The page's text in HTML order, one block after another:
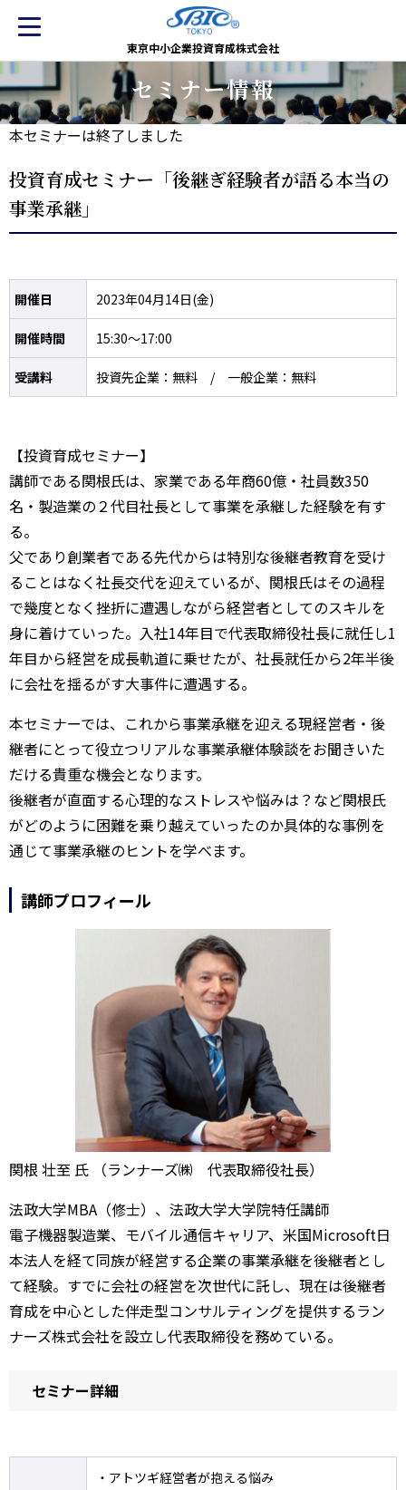
東京中小企業投資育成株式会社
セミナー情報
本セミナーは終了しました
投資育成セミナー「後継ぎ経験者が語る本当の
事業承継」
開催日 2023年04月14日(金)
開催時間 15:30～17:00
受講料 投資先企業：無料 / 一般企業：無料
【投資育成セミナー】
講師である関根氏は、家業である年商60億・社員数350
名・製造業の２代目社長として事業を承継した経験を有す
る。
父であり創業者である先代からは特別な後継者教育を受け
ることはなく社長交代を迎えているが、関根氏はその過程
で幾度となく挫折に遭遇しながら経営者としてのスキルを
身に着けていった。入社14年目で代表取締役社長に就任し1
年目から経営を成長軌道に乗せたが、社長就任から2年半後
に会社を揺るがす大事件に遭遇する。
本セミナーでは、これから事業承継を迎える現経営者・後
継者にとって役立つリアルな事業承継体験談をお聞きいた
だける貴重な機会となります。
後継者が直面する心理的なストレスや悩みは？など関根氏
がどのように困難を乗り越えていったのか具体的な事例を
通じて事業承継のヒントを学べます。
講師プロフィール
関根 壮至 氏 （ランナーズ㈱ 代表取締役社長）
法政大学MBA（修士）、法政大学大学院特任講師
電子機器製造業、モバイル通信キャリア、米国Microsoft日
本法人を経て同族が経営する企業の事業承継を後継者とし
て経験。すでに会社の経営を次世代に託し、現在は後継者
育成を中心とした伴走型コンサルティングを提供するラン
ナーズ株式会社を設立し代表取締役を務めている。
セミナー詳細
・アトツギ経営者が抱える悩み